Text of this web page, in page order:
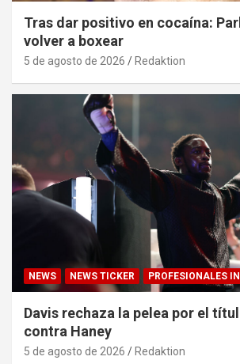
Tras dar positivo en cocaína:
volver a boxear
5 de agosto de 2026 Redaktion
NEWS NEWS TICKER PROFESIONALES
Davis rechaza la pelea por el
contra Haney
5 de agosto de 2026 Redaktion